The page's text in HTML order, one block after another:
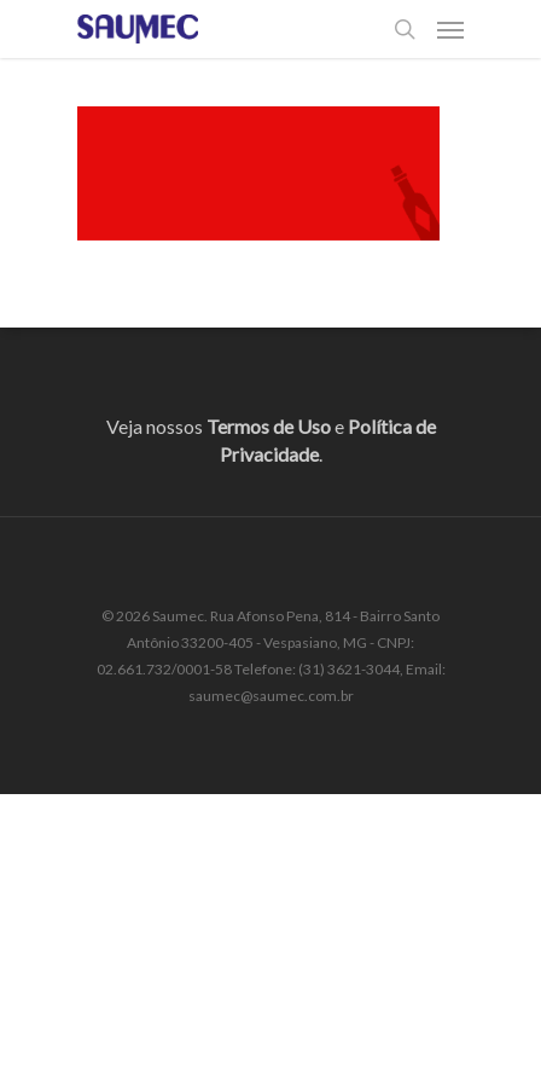
Veja nossos Termos de Usoe Política de
Privacidade.
© 2026 Saumec. Rua Afonso Pena, 814 - Bairro Santo
Antônio 33200-405 - Vespasiano, MG - CNPJ:
02.661.732/0001-58 Telefone: (31) 3621-3044, Email:
saumec@saumec.com.br